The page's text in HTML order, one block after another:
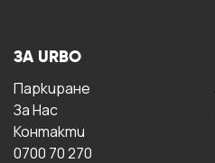
ЗА URBO
Паркиране
За Hас
Контакти
0700 70 270